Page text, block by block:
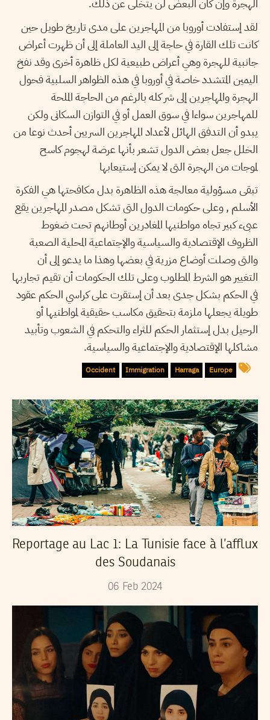
الهجرة وإن كان البعض لن يتخلى عن ذلك.
لقد إستفادت أوروبا من المهاجرين على مدى تاريخ طويل حين
كانت تلك القارة في حاجة إلى اليد العاملة إلى أن ظهرت أعراض
جانبية للهجرة وهي أعراض طبيعية لكل ظاهرة أخرى وقد نفخ
اليمين المتشدد خاصة في أوروبا في هذه الظواهر السلبية فحول
الهجرة والمهاجرين إلى شر كله بالرغم من الحاجة الملحة
للمهاجرين سواءا في سوق العمل أو في التوازن السكانى ولكن
يبدو أن التدفق الهائل لأعداد المهاجرين السريين أحدث نوعا من
الخلل جعل بعض الدول تشعر بأنها عرضة لهجوم كاسح
لموجات من الهجرة التى لا يمكن إستيعابها
تبقى مسؤولية معالجة هذه الظاهرة بدل مكافحتها هي الفكرة
الأسلم , وعلى حكومات الدول التى تشكل مصدر المهاجرين يقع
عبىء كبير تجاه مواطنيها المغادرين أوطانهم تحت ضغوط
الظروف الإقتصادية والسياسية والإجتماعية المحلية الصعبة
والتى وصلت أوضاع مزرية في بعضها وهذا ما يدعو إلى أن
التغيير هو الشرط المطلوب وعلى تلك الحكومات أن تقيم تجاربها
في الحكم بشكل جدى بعد أن إستقرت على كراسي الحكم عقود
طويلة يجعلها ملزمة بتحقيق مكاسب حقيقية لمواطنيها أو
الرحيل بدل إستثمار الحكم للثراء والتحكم في الشعوب وتأبيد
مشاكلها الإقتصادية والإجتماعية والسياسية.
Europe
Harraga
Immigration
Occident
Reportage au Lac 1: La Tunisie face à l’afflux
des Soudanais
06 Feb 2024